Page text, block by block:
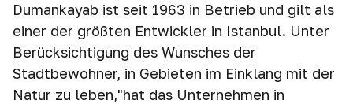
Dumankayab ist seit 1963 in Betrieb und gilt als
einer der größten Entwickler in Istanbul. Unter
Berücksichtigung des Wunsches der
Stadtbewohner, in Gebieten im Einklang mit der
Natur zu leben,"hat das Unternehmen in